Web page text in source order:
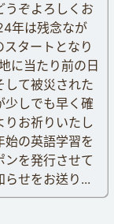
うぞよろしくお
年は残念なが
タートとなり
に当たり前の日
して被災された
少しでも早く確
りお祈りいたし
始の英語学習を
ンを発行させて
らせをお送り...